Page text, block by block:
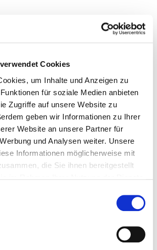
Cookies
um Inhalte und Anzeigen zu
für soziale Medien anbieten
Zugriffe auf unsere Website zu
geben wir Informationen zu Ihrer
Website an unsere Partner für
und Analysen weiter. Unsere
Informationen möglicherweise mit
die Sie ihnen bereitgestellt
fi xation, de nombreuses possibilities
le béton crevassé et non crevasse
le mur
raccords d‘armatures coulés dans
15/0837)
tiges filetées, rondelles et
les Agréments techniques
etécartements par rapport aux
appropriés
Presse à cartouche